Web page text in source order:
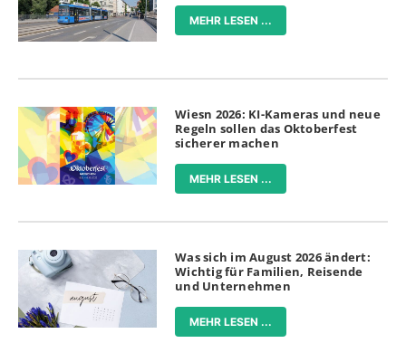
MEHR LESEN ...
Wiesn 2026: KI-Kameras und neue
Regeln sollen das Oktoberfest
sicherer machen
MEHR LESEN ...
Was sich im August 2026 ändert:
Wichtig für Familien, Reisende
und Unternehmen
MEHR LESEN ...